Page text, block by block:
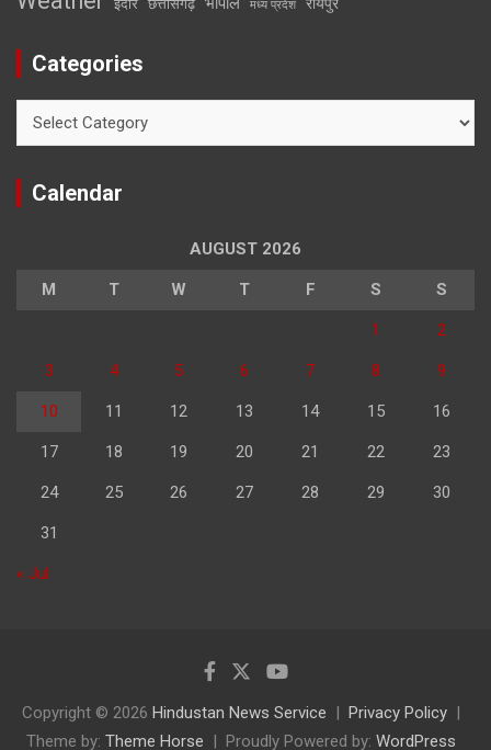
इंदौर छत्तीसगढ़ मध्य प्रदेश
Categories
Calendar
AUGUST 2026
M T W T F S S
1 2
3 4 5 6 7 8 9
10 11 12 13 14 15 16
17 18 19 20 21 22 23
24 25 26 27 28 29 30
31
« Jul
Copyright © 2026 Hindustan News Service
Privacy Policy
Theme by: Theme Horse Proudly Powered by: WordPress